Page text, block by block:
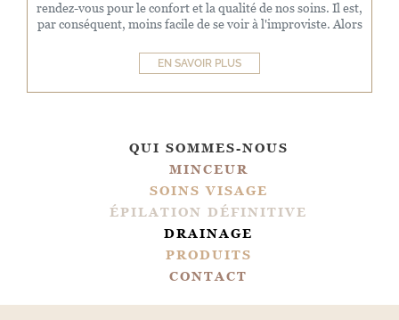
rendez-vous pour le confort et la qualité de nos soins. Il est,
par conséquent, moins facile de se voir à l'improviste. Alors
EN SAVOIR PLUS
QUI SOMMES-NOUS
MINCEUR
SOINS VISAGE
ÉPILATION DÉFINITIVE
DRAINAGE
PRODUITS
CONTACT